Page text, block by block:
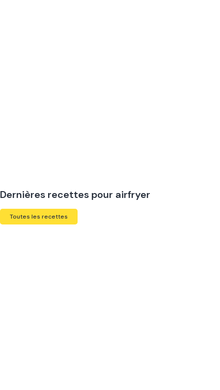
Dernières recettes pour airfryer
Toutes les recettes